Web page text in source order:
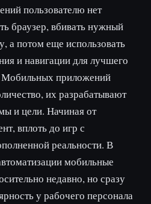
пользователю нет
браузер, вбивать нужный
а потом еще использовать
и навигации для лучшего
Мобильных приложений
их разрабатывают
и цели. Начиная от
вплоть до игр с
реальности. В
мобильные
недавно, но сразу
у рабочего персонала